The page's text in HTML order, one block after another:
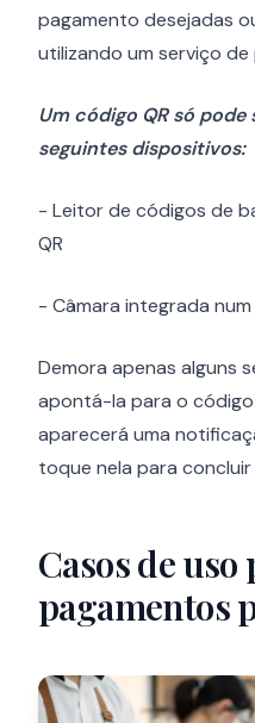
pagamento desejadas
utilizando um serviço
Um código QR só
seguintes dispositivos:
- Leitor de códigos de
QR
- Câmara integrada
Demora apenas alguns
apontá-la para o código
aparecerá uma
toque nela para
Casos de
pagamentos